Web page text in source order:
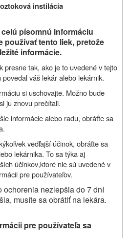
instilácia
písomnú informáciu
používať tento liek, pretože
informácie.
presne tak, ako je to uvedené v tejto
váš lekár alebo lekárnik.
si uschovajte. Možno bude
ju znovu prečítali.
informácie alebo radu, obráťte sa
vedľajší účinok, obráťte sa
lekárnika. To sa týka aj
účinkov,ktoré nie sú uvedené v
pre používateľov.
ochorenia nezlepšia do 7 dní
musíte sa obrátiť na lekára.
pre používateľa sa